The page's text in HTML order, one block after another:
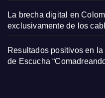
La brecha digital en
exclusivamente de los
Resultados positivos en
de Escucha